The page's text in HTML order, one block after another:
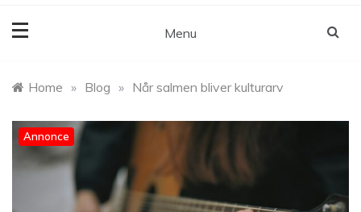
Menu
Home » Blog » Når salmen bliver kulturarv
Annonce